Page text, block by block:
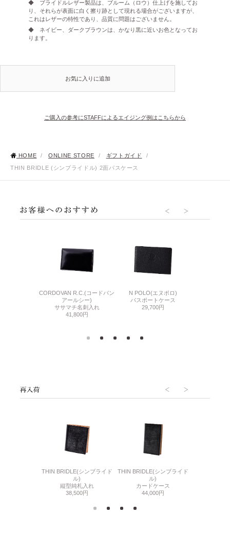
◆ ブライドルレザー製品は、ブルーム（ロウ）仕上げを施してお
り、それらが表面に白く擦り跡として現れる場合がございますが、
これはレザーの特性であり、品質に問題はございません。
◆ ネイビー、ダークブラウンは、かなり黒に近いお色となってお
ります。
お気に入りに追加
ご購入の参考にSTAFFによるエイジング例はこちらから
HOME / ONLINE STORE / ギフトガイド
/
THIN BRIDLE (シンブライドル) 2面パスケース
CORDOVAN R.C.(コードバン
アールシー)
ササマチ名刺入れ
41,800円
N POLO(エヌポロ)
パスポートケース
29,700円
THIN BRIDLE(シンブライド
ル)
縦型純札入れ
38,500円
THIN BRIDLE(シンブライド
ル)
カードケース
44,000円